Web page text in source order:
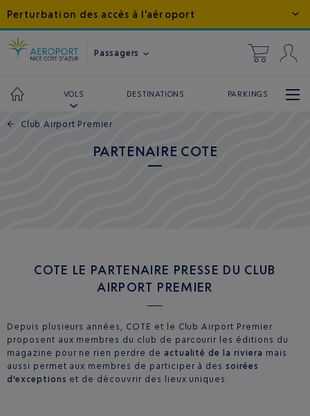
Perturbation des accès à l'aéroport
Passagers
VOLS DESTINATIONS PARKINGS
← Club Airport Premier
PARTENAIRE COTE
COTE LE PARTENAIRE PRESSE DU CLUB
AIRPORT PREMIER
Depuis plusieurs années, COTE et le Club Airport Premier
proposent aux membres du club de parcourir les éditions du
magazine pour ne rien perdre de actualité de la riviera mais
aussi permet aux membres de participer à dessoirées
d'exceptions et de découvrir des lieux uniques.